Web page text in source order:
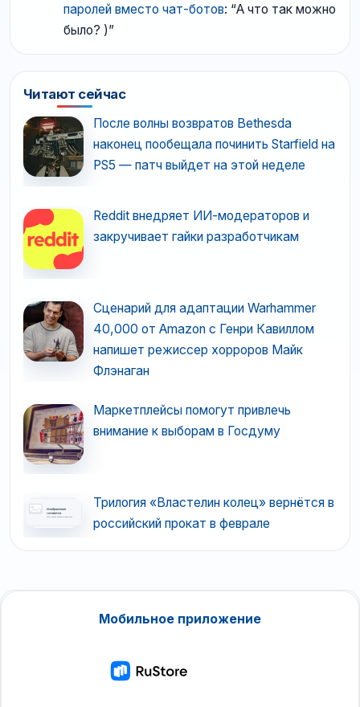
паролей вместо чат-ботов: “А что так можно
было? )”
Читают сейчас
После волны возвратов Bethesda
наконец пообещала починить Starfield на
PS5 — патч выйдет на этой неделе
Reddit внедряет ИИ-модераторов и
закручивает гайки разработчикам
Сценарий для адаптации Warhammer
40,000 от Amazon с Генри Кавиллом
напишет режиссер хорроров Майк
Флэнаган
Маркетплейсы помогут привлечь
внимание к выборам в Госдуму
Трилогия «Властелин колец» вернётся в
российский прокат в феврале
Мобильное приложение